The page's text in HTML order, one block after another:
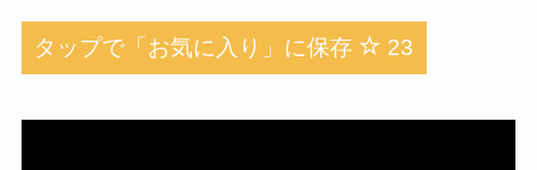
タップで「お気に入り」に保存 23